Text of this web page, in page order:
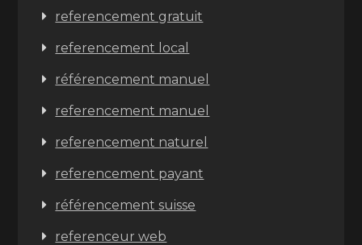
referencement gratuit
referencement local
référencement manuel
referencement manuel
referencement naturel
referencement payant
référencement suisse
referenceur web